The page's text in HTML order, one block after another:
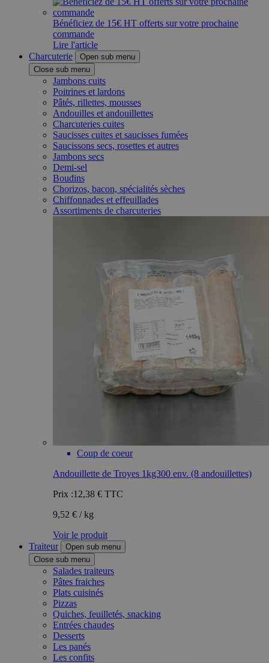
Bénéficiez de 15€ HT offerts sur votre prochaine
commande
Lire l'article
Charcuterie
Open sub menu
Close sub menu
Jambons cuits
Poitrines et lardons
Pâtés, rillettes, mousses
Andouilles et andouillettes
Charcuteries cuites
Saucisses cuites et saucisses fumées
Saucissons secs, rosettes et autres
Jambons secs
Demi-sel
Boudins
Chorizos, bacon, spécialités sèches
Chiffonnades et effeuillades
Assortiments de charcuteries
Coup de coeur
Andouillette de Troyes 1kg300 env. (8 andouillettes)
Prix :12,38 € TTC
9,52 € / kg
Voir le produit
Traiteur
Open sub menu
Close sub menu
Salades traiteurs
Pâtes fraiches
Plats cuisinés
Pizzas
Quiches, feuilletés, snacking
Entrées chaudes
Desserts
Les panés
Les confits